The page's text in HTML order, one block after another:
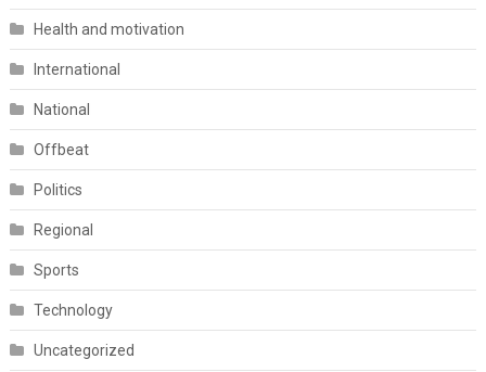
Health and motivation
International
National
Offbeat
Politics
Regional
Sports
Technology
Uncategorized